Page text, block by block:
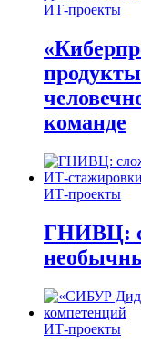
ИТ-проекты
команде
ИТ-проекты
ГНИВЦ:
ИТ-проекты